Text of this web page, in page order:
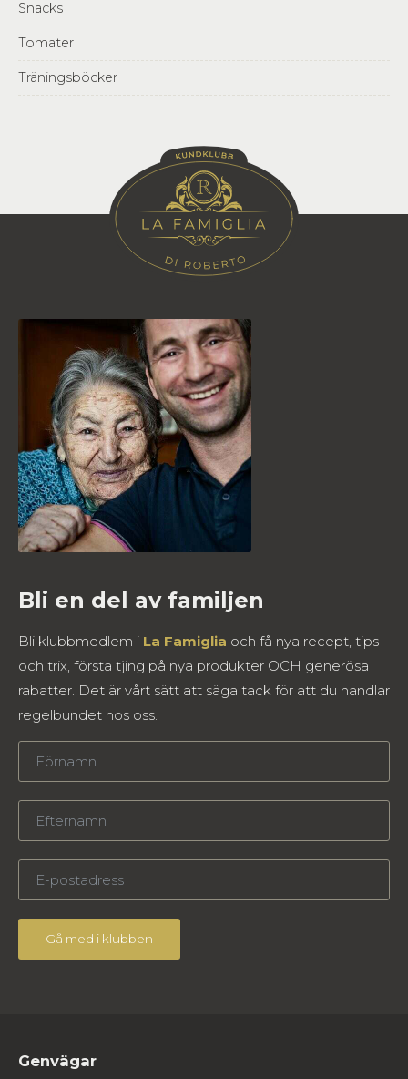
Snacks
Tomater
Träningsböcker
Bli en del av familjen
Bli klubbmedlem i La Famiglia och få nya recept, tips
och trix, första tjing på nya produkter OCH generösa
rabatter. Det är vårt sätt att säga tack för att du handlar
regelbundet hos oss.
Gå med i klubben
Genvägar